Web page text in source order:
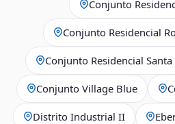
Conjunto
Conjunto Residencial
Conjunto Residencial
Conjunto Village Blue
Distrito Industrial II